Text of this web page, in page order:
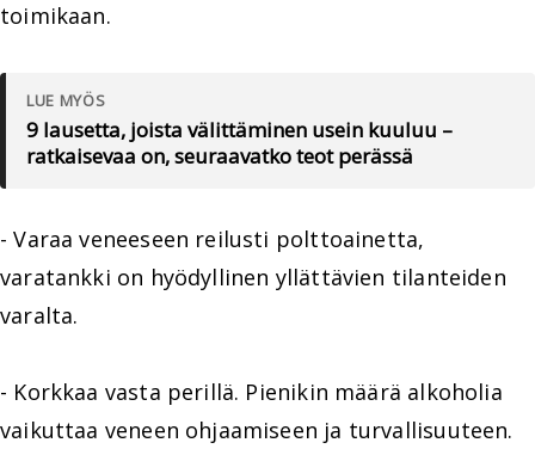
toimikaan.
LUE MYÖS
9 lausetta, joista välittäminen usein kuuluu –
ratkaisevaa on, seuraavatko teot perässä
- Varaa veneeseen reilusti polttoainetta,
varatankki on hyödyllinen yllättävien tilanteiden
varalta.
- Korkkaa vasta perillä. Pienikin määrä alkoholia
vaikuttaa veneen ohjaamiseen ja turvallisuuteen.